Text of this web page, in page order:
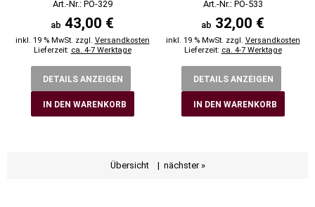
Art.-Nr.: PO-329
ab 43,00 €
inkl. 19 % MwSt. zzgl. Versandkosten
Lieferzeit: ca. 4-7 Werktage
DETAILS ANZEIGEN
IN DEN WARENKORB
Art.-Nr.: PO-533
ab 32,00 €
inkl. 19 % MwSt. zzgl. Versandkosten
Lieferzeit: ca. 4-7 Werktage
DETAILS ANZEIGEN
IN DEN WARENKORB
Übersicht| nächster »